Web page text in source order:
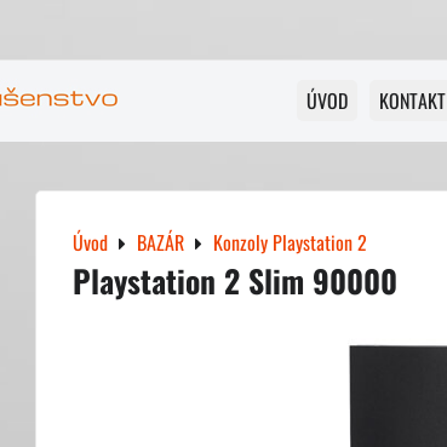
ÚVOD KONTAKT
Úvod BAZÁR Konzoly Playstation 2
Playstation 2 Slim 90000